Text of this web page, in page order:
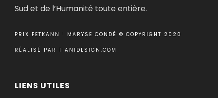
Sud et de l’Humanité toute entière.
PRIX FETKANN ! MARYSE CONDÉ © COPYRIGHT 2020
RÉALISÉ PAR TIANIDESIGN.COM
LIENS UTILES